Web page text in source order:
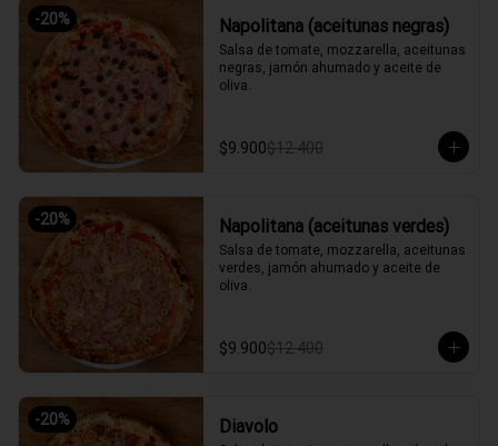
-20% Napolitana (aceitunas negras)
Salsa de tomate, mozzarella, aceitunas
negras, jamón ahumado y aceite de
oliva.
$9.900$12.400
-20% Napolitana (aceitunas verdes)
Salsa de tomate, mozzarella, aceitunas
verdes, jamón ahumado y aceite de
oliva.
$9.900$12.400
-20% Diavolo